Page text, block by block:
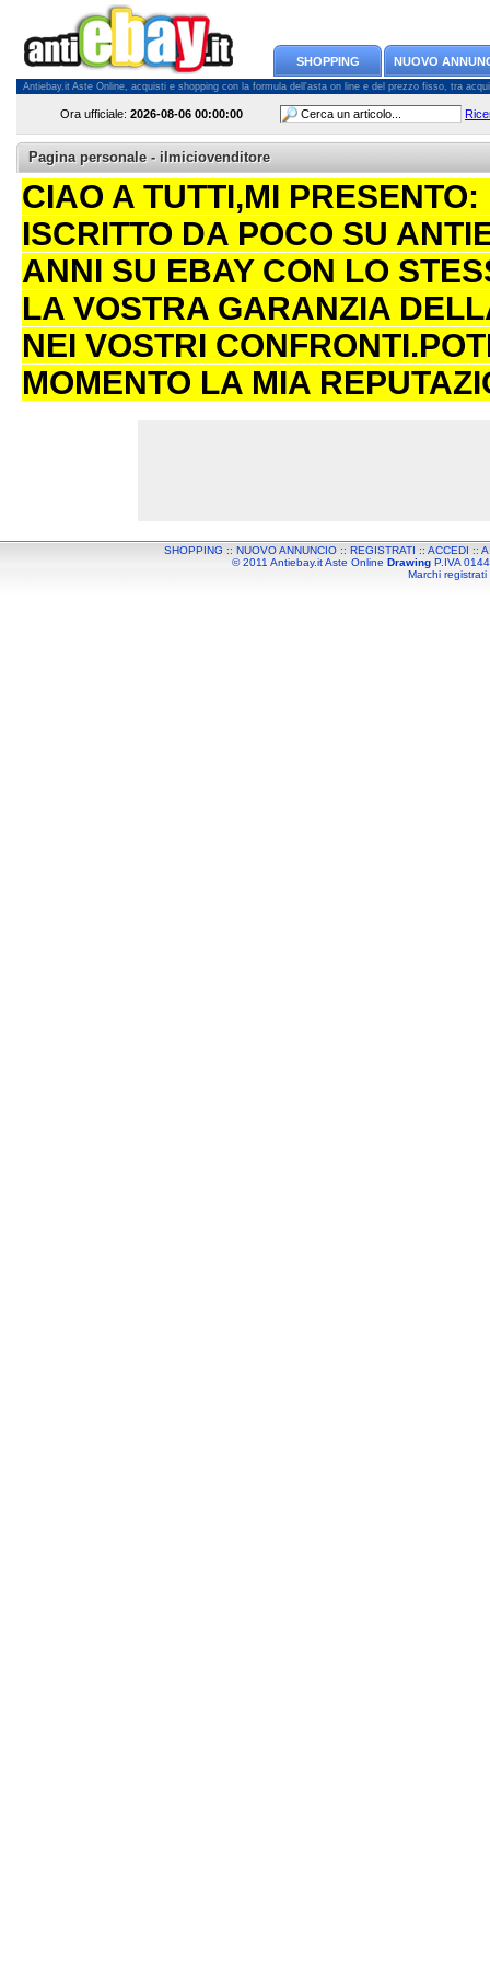
SHOPPING NUOVO
Antiebay.it Aste Online, acquisti e shopping con la formula dell'asta on line e del prezzo fisso, tra
Ora ufficiale: 2026-08-06 00:00:00
Pagina personale - ilmiciovenditore
CIAO A TUTTI,MI
ISCRITTO DA POCO SU
ANNI SU EBAY CON LO
LA VOSTRA GARANZIA
NEI VOSTRI
MOMENTO LA MIA
SHOPPING :: NUOVO ANNUNCIO:: REGISTRATI :: ACCEDI ::
© 2011 Antiebay.it Aste Online DrawingP.IVA
Marchi